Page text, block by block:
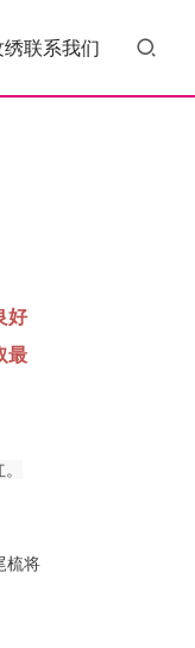
绣联系我们
好
最
梳将